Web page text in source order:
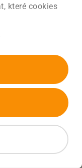
které cookies